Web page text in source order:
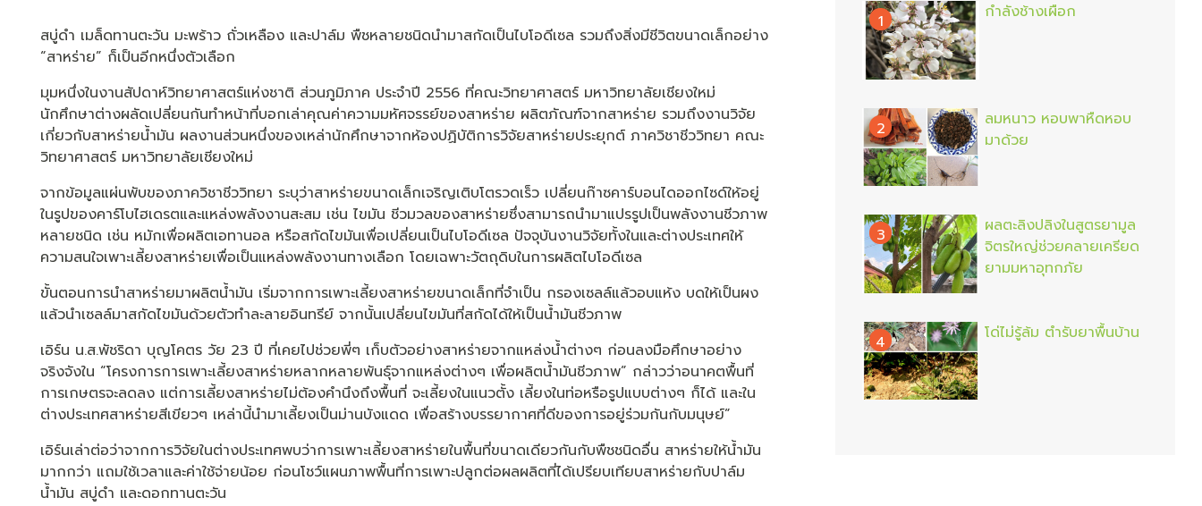
สบู่ดำ เมล็ดทานตะวัน มะพร้าว ถั่วเหลือง และปาล์ม พืชหลายชนิดนำมาสกัดเป็นไบโอดีเซล รวมถึงสิ่งมีชีวิตขนาดเล็กอย่าง
“สาหร่าย” ก็เป็นอีกหนึ่งตัวเลือก
มุมหนึ่งในงานสัปดาห์วิทยาศาสตร์แห่งชาติ ส่วนภูมิภาค ประจำปี 2556 ที่คณะวิทยาศาสตร์ มหาวิทยาลัยเชียงใหม่
นักศึกษาต่างผลัดเปลี่ยนกันทำหน้าที่บอกเล่าคุณค่าความมหัศจรรย์ของสาหร่าย ผลิตภัณฑ์จากสาหร่าย รวมถึงงานวิจัย
เกี่ยวกับสาหร่ายน้ำมัน ผลงานส่วนหนึ่งของเหล่านักศึกษาจากห้องปฏิบัติการวิจัยสาหร่ายประยุกต์ ภาควิชาชีววิทยา คณะ
วิทยาศาสตร์ มหาวิทยาลัยเชียงใหม่
จากข้อมูลแผ่นพับของภาควิชาชีววิทยา ระบุว่าสาหร่ายขนาดเล็กเจริญเติบโตรวดเร็ว เปลี่ยนก๊าซคาร์บอนไดออกไซด์ให้อยู่
ในรูปของคาร์โบไฮเดรตและแหล่งพลังงานสะสม เช่น ไขมัน ชีวมวลของสาหร่ายซึ่งสามารถนำมาแปรรูปเป็นพลังงานชีวภาพ
หลายชนิด เช่น หมักเพื่อผลิตเอทานอล หรือสกัดไขมันเพื่อเปลี่ยนเป็นไบโอดีเซล ปัจจุบันงานวิจัยทั้งในและต่างประเทศให้
ความสนใจเพาะเลี้ยงสาหร่ายเพื่อเป็นแหล่งพลังงานทางเลือก โดยเฉพาะวัตถุดิบในการผลิตไบโอดีเซล
ขั้นตอนการนำสาหร่ายมาผลิตน้ำมัน เริ่มจากการเพาะเลี้ยงสาหร่ายขนาดเล็กที่จำเป็น กรองเซลล์แล้วอบแห้ง บดให้เป็นผง
แล้วนำเซลล์มาสกัดไขมันด้วยตัวทำละลายอินทรีย์ จากนั้นเปลี่ยนไขมันที่สกัดได้ให้เป็นน้ำมันชีวภาพ
เอิร์น น.ส.พัชริดา บุญโคตร วัย 23 ปี ที่เคยไปช่วยพี่ๆ เก็บตัวอย่างสาหร่ายจากแหล่งน้ำต่างๆ ก่อนลงมือศึกษาอย่าง
จริงจังใน “โครงการการเพาะเลี้ยงสาหร่ายหลากหลายพันธุ์จากแหล่งต่างๆ เพื่อผลิตน้ำมันชีวภาพ” กล่าวว่าอนาคตพื้นที่
การเกษตรจะลดลง แต่การเลี้ยงสาหร่ายไม่ต้องคำนึงถึงพื้นที่ จะเลี้ยงในแนวตั้ง เลี้ยงในท่อหรือรูปแบบต่างๆ ก็ได้ และใน
ต่างประเทศสาหร่ายสีเขียวๆ เหล่านี้นำมาเลี้ยงเป็นม่านบังแดด เพื่อสร้างบรรยากาศที่ดีของการอยู่ร่วมกันกับมนุษย์”
เอิร์นเล่าต่อว่าจากการวิจัยในต่างประเทศพบว่าการเพาะเลี้ยงสาหร่ายในพื้นที่ขนาดเดียวกันกับพืชชนิดอื่น สาหร่ายให้น้ำมัน
มากกว่า แถมใช้เวลาและค่าใช้จ่ายน้อย ก่อนโชว์แผนภาพพื้นที่การเพาะปลูกต่อผลผลิตที่ได้เปรียบเทียบสาหร่ายกับปาล์ม
น้ำมัน สบู่ดำ และดอกทานตะวัน
1 กำลังช้างเผือก
2
ลมหนาว หอบพาหืดหอบ
มาด้วย
3
ผลตะลิงปลิงในสูตรยามูล
จิตรใหญ่ช่วยคลายเครียด
ยามมหาอุทกภัย
4 โด่ไม่รู้ล้ม ตำรับยาพื้นบ้าน